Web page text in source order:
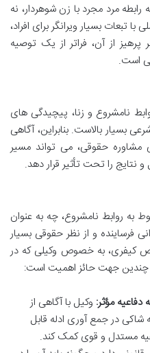
مرد مجرد با زن شوهردار، نه
تبعات بسیار ویرانگر برای افراد،
از آن، فراتر از یک توصیه
است.
نامشروع و زنا، پیچیدگی های
بسیار بالاست. بنابراین، آگاهی
حقوقی، می تواند مسیر
نتایج را تحت تأثیر قرار دهد.
به روابط نامشروع، چه به عنوان
فرساینده و از نظر حقوقی بسیار
کیفری، به خصوص وکیلی که در
چندین جهت حائز اهمیت است:
مؤثر: وکیل با آگاهی از
شاکی در جمع آوری ادله قابل
مستدل و قوی کمک کند.